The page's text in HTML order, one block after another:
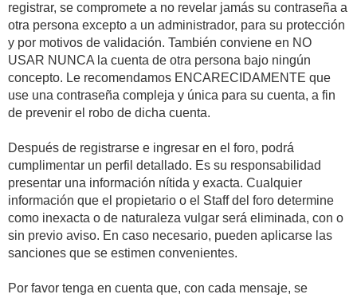
registrar, se compromete a no revelar jamás su contraseña a
otra persona excepto a un administrador, para su protección
y por motivos de validación. También conviene en NO
USAR NUNCA la cuenta de otra persona bajo ningún
concepto. Le recomendamos ENCARECIDAMENTE que
use una contraseña compleja y única para su cuenta, a fin
de prevenir el robo de dicha cuenta.
Después de registrarse e ingresar en el foro, podrá
cumplimentar un perfil detallado. Es su responsabilidad
presentar una información nítida y exacta. Cualquier
información que el propietario o el Staff del foro determine
como inexacta o de naturaleza vulgar será eliminada, con o
sin previo aviso. En caso necesario, pueden aplicarse las
sanciones que se estimen convenientes.
Por favor tenga en cuenta que, con cada mensaje, se